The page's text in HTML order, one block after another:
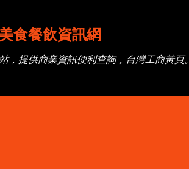
食餐飲資訊網
，提供商業資訊便利查詢，台灣工商黃頁。